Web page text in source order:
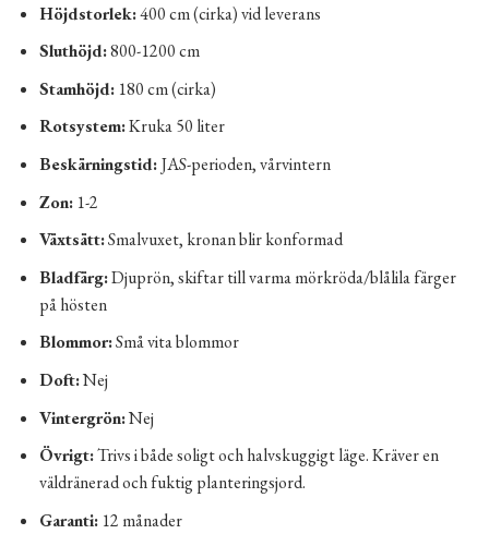
Höjdstorlek:400 cm (cirka) vid leverans
Sluthöjd:800-1200 cm
Stamhöjd:180 cm (cirka)
Rotsystem:Kruka 50 liter
Beskärningstid:JAS-perioden, vårvintern
Zon:1-2
Växtsätt:Smalvuxet, kronan blir konformad
Bladfärg:Djuprön, skiftar till varma mörkröda/blålila färger
på hösten
Blommor:Små vita blommor
Doft:Nej
Vintergrön:Nej
Övrigt:Trivs i både soligt och halvskuggigt läge. Kräver en
väldränerad och fuktig planteringsjord.
Garanti:12 månader